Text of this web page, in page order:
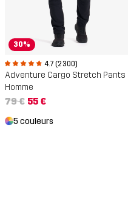
30%
4.7 (2 300)
Adventure Cargo Stretch Pants
Homme
79 € 55 €
5 couleurs